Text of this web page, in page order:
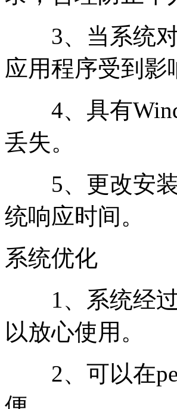
3、当系统对
应用程序受到影
4、具有
丢失。
5、更改安装
统响应时间。
系统优化
1、系统经过
以放心使用。
2、可以在pe